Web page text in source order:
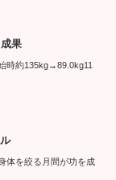
果
時約135kg→89.0kg11
体を絞る月間が功を成